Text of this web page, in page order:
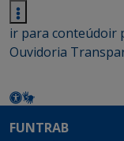
ir para conteúdoir
Ouvidoria
FUNTRAB